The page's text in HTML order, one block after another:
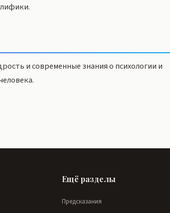
и современные знания о психологии и
Ещё разделы
Предсказания